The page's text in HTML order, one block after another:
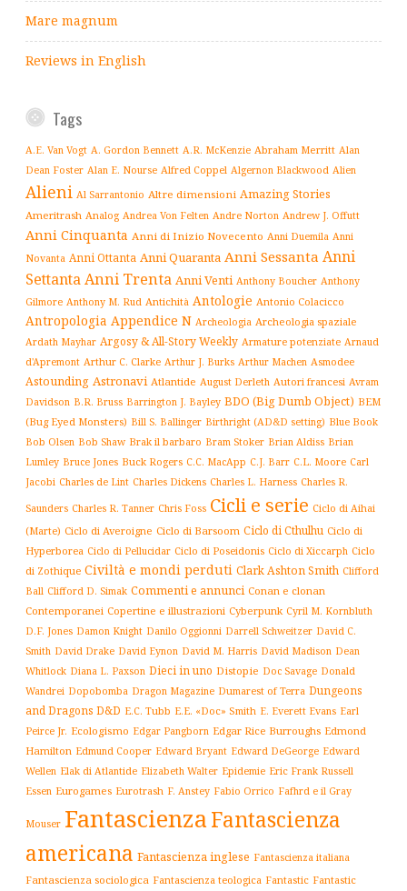
Mare magnum
Reviews in English
Tags
A.E. Van Vogt A. Gordon Bennett A.R. McKenzie Abraham Merritt Alan
Dean Foster Alan E. Nourse Alfred Coppel Algernon Blackwood Alien
Alieni Al Sarrantonio Altre dimensioni Amazing Stories
Ameritrash Analog Andrea Von Felten Andre Norton Andrew J. Offutt
Anni Cinquanta Anni di Inizio Novecento Anni Duemila Anni
Novanta Anni Ottanta Anni Quaranta Anni Sessanta Anni
SettantaAnni Trenta Anni Venti Anthony Boucher Anthony
Gilmore Anthony M. Rud Antichità Antologie Antonio Colacicco
Antropologia Appendice N Archeologia Archeologia spaziale
Ardath Mayhar Argosy & All-Story Weekly Armature potenziate Arnaud
d'Apremont Arthur C. Clarke Arthur J. Burks Arthur Machen Asmodee
Astounding Astronavi Atlantide August Derleth Autori francesi Avram
Davidson B.R. Bruss Barrington J. Bayley BDO (Big Dumb Object) BEM
(Bug Eyed Monsters) Bill S. Ballinger Birthright (AD&D setting) Blue Book
Bob Olsen Bob Shaw Brak il barbaro Bram Stoker Brian Aldiss Brian
Lumley Bruce Jones Buck Rogers C.C. MacApp C.J. Barr C.L. Moore Carl
Jacobi Charles de Lint Charles Dickens Charles L. Harness Charles R.
Saunders Charles R. Tanner Chris Foss Cicli e serie Ciclo di Aihai
(Marte) Ciclo di Averoigne Ciclo di Barsoom Ciclo di Cthulhu Ciclo di
Hyperborea Ciclo di Pellucidar Ciclo di Poseidonis Ciclo di Xiccarph Ciclo
di Zothique Civiltà e mondi perduti Clark Ashton Smith Clifford
Ball Clifford D. Simak Commenti e annunci Conan e clonan
Contemporanei Copertine e illustrazioni Cyberpunk Cyril M. Kornbluth
D.F. Jones Damon Knight Danilo Oggionni Darrell Schweitzer David C.
Smith David Drake David Eynon David M. Harris David Madison Dean
Whitlock Diana L. Paxson Dieci in uno Distopie Doc Savage Donald
Wandrei Dopobomba Dragon Magazine Dumarest of Terra Dungeons
and Dragons D&D E.C. Tubb E.E. «Doc» Smith E. Everett Evans Earl
Peirce Jr. Ecologismo Edgar Pangborn Edgar Rice Burroughs Edmond
Hamilton Edmund Cooper Edward Bryant Edward DeGeorge Edward
Wellen Elak di Atlantide Elizabeth Walter Epidemie Eric Frank Russell
Essen Eurogames Eurotrash F. Anstey Fabio Orrico Fafhrd e il Gray
Mouser FantascienzaFantascienza
americana Fantascienza inglese Fantascienza italiana
Fantascienza sociologica Fantascienza teologica Fantastic Fantastic